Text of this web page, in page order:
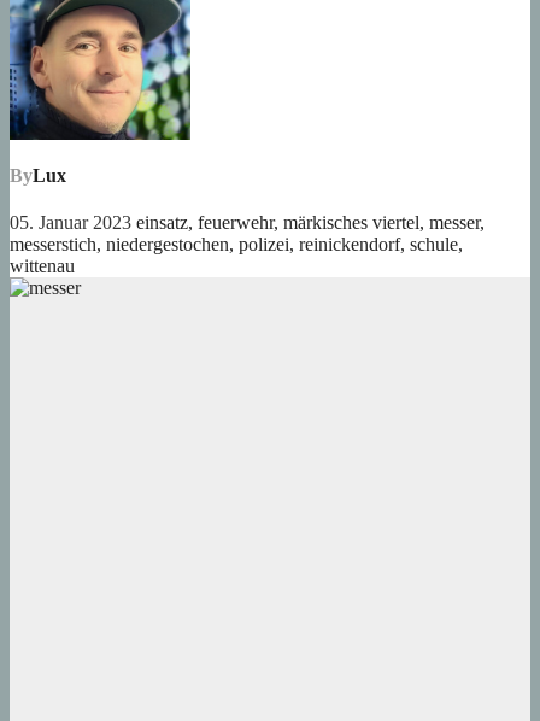
ByLux
05. Januar 2023 einsatz, feuerwehr, märkisches viertel, messer,
messerstich, niedergestochen, polizei, reinickendorf, schule,
wittenau